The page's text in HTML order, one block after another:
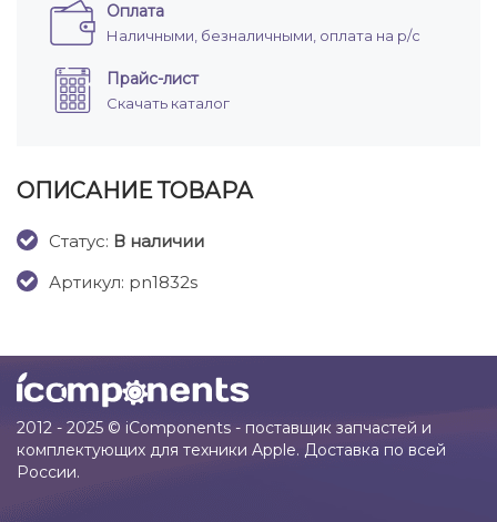
Оплата
Наличными, безналичными, оплата на р/с
Прайс-лист
Скачать каталог
ОПИСАНИЕ ТОВАРА
Cтатус: В наличии
Артикул: pn1832s
2012 - 2025 © iComponents - поставщик запчастей и
комплектующих для техники Apple. Доставка по всей
России.